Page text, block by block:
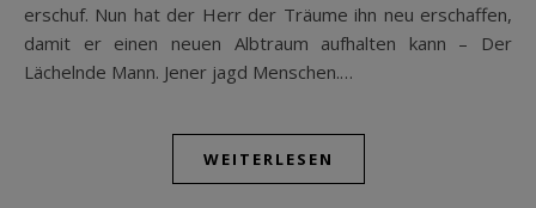
erschuf. Nun hat der Herr der Träume ihn neu erschaffen,
damit er einen neuen Albtraum aufhalten kann – Der
Lächelnde Mann. Jener jagd Menschen.…
WEITERLESEN